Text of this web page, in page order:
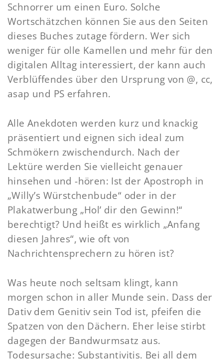
Schnorrer um einen Euro. Solche
Wortschätzchen können Sie aus den Seiten
dieses Buches zutage fördern. Wer sich
weniger für olle Kamellen und mehr für den
digitalen Alltag interessiert, der kann auch
Verblüffendes über den Ursprung von @, cc,
asap und PS erfahren.
Alle Anekdoten werden kurz und knackig
präsentiert und eignen sich ideal zum
Schmökern zwischendurch. Nach der
Lektüre werden Sie vielleicht genauer
hinsehen und -hören: Ist der Apostroph in
„Willy’s Würstchenbude“ oder in der
Plakatwerbung „Hol’ dir den Gewinn!“
berechtigt? Und heißt es wirklich „Anfang
diesen Jahres“, wie oft von
Nachrichtensprechern zu hören ist?
Was heute noch seltsam klingt, kann
morgen schon in aller Munde sein. Dass der
Dativ dem Genitiv sein Tod ist, pfeifen die
Spatzen von den Dächern. Eher leise stirbt
dagegen der Bandwurmsatz aus.
Todesursache: Substantivitis. Bei all dem